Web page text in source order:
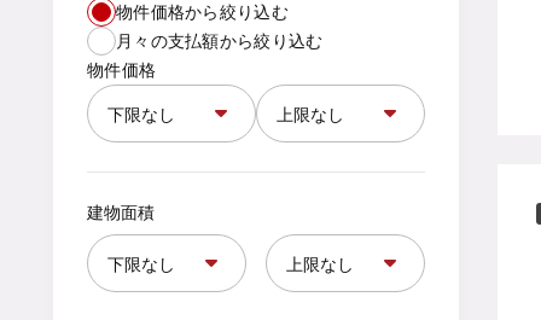
物件価格から絞り込む
月々の支払額から絞り込む
物件価格
建物面積